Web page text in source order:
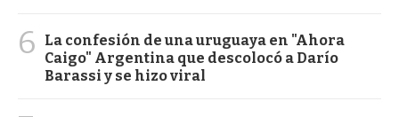
6
La confesión de una uruguaya en "Ahora
Caigo" Argentina que descolocó a Darío
Barassi y se hizo viral